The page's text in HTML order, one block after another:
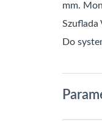
mm.
Do